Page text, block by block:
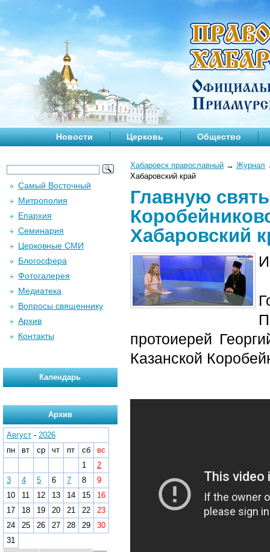
Новости Церковь Общество
Хабаровск православный → Журнал
Хабаровский край
Главную
Хабаровский
протоиерей
Казанской
Самый Восточный
Митрополия
Епархия
Семинария
Церковные СМИ
Блогосфера
Фотогалерея
Медиатека
Вопросы священнику
Архив
Контакты
Календарь
Архив
Август - 2026
пн
вт ср чт пт сб
вс
1
2
3
4 5 6 7 8
9
10
11 12 13 14 15
16
17
18 19 20 21 22
23
24
25 26 27 28 29
30
31